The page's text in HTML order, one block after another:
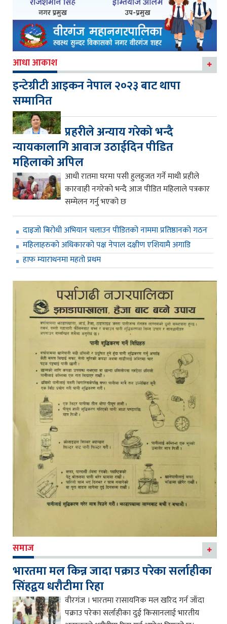
आधा आकाश
इन्टेग्रीटी आइकन नेपाल २०२३ बाट थापा
सम्मानित
प्रहरीले अन्याय गरेको भन्दै
न्यायकालागि आवाज उठाईदिन पीडित
महिलाको अपिल
आधी रातमा घरमा पसी हुलहुजत गर्ने माथी प्रहीले
कारवाही नगरेको भन्दै आज पीडित महिलाले पत्रकार
सम्मेलन गर्नु भएको छ
दाइजो बिरोधी अभियान चलाउन पीडितको नाममा प्रतिष्ठानको गठन
महिलाहरुको अधिकारको पक्ष नेपाल दक्षीण एशियामै अगाडि
हाफ म्याराथनमा महतो प्रथम
समाज
भारतमा मल किन्न जादा पक्राउ परेका सर्लाहीका
सिंहद्वय धरौटीमा रिहा
वीरगंज । भारतमा रासायनिक मल खरिद गर्न जाँदा
पक्राउ परेका सर्लाहीका दुई किसानलाई भारतीय